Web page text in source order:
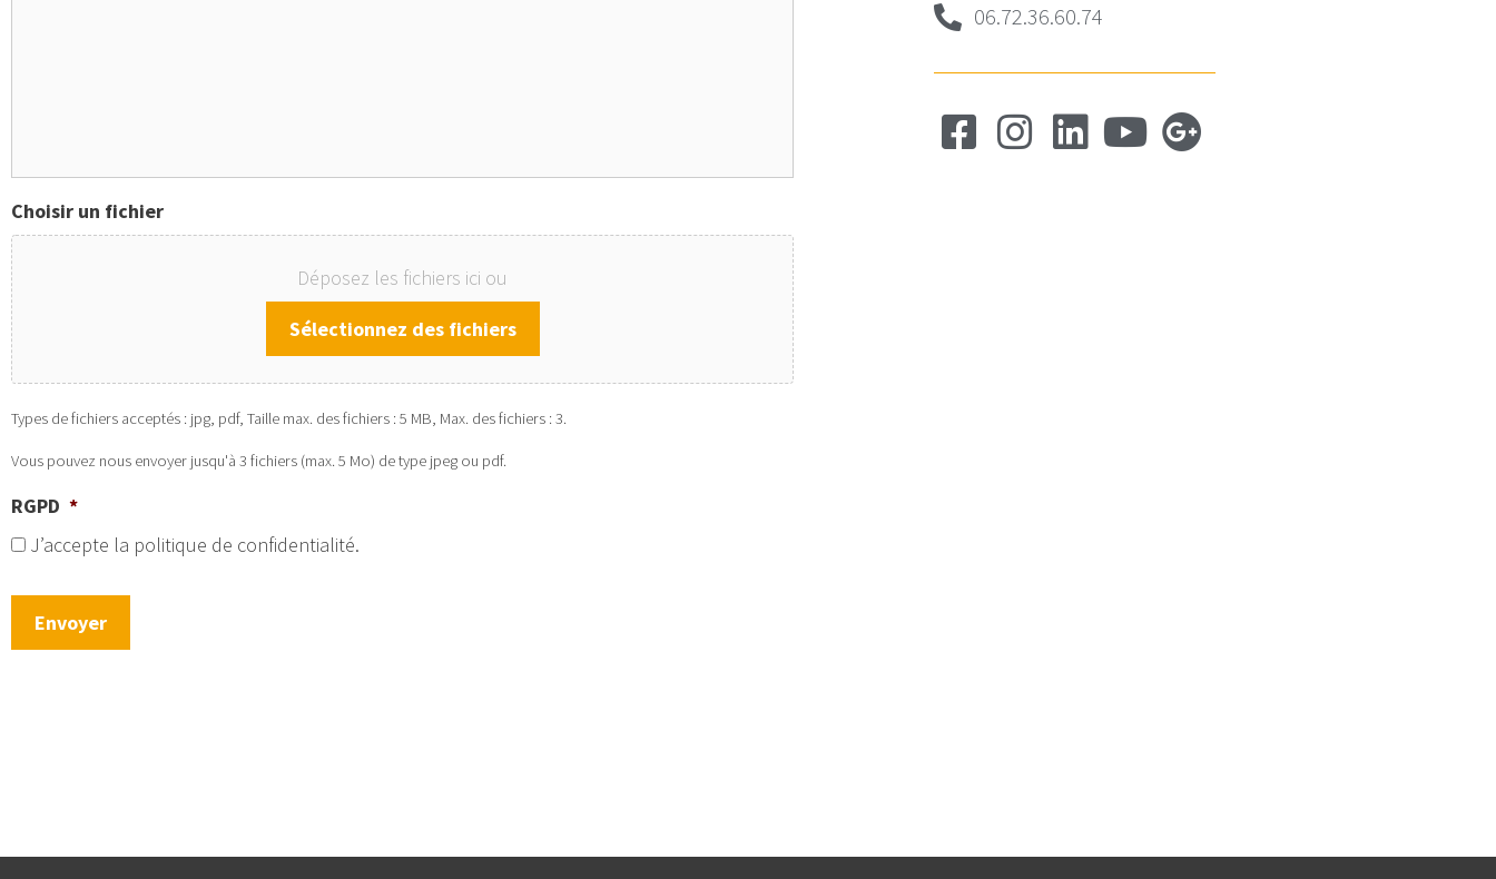
Choisir un fichier
Déposez les fichiers ici ou
Sélectionnez des fichiers
Types de fichiers acceptés : jpg, pdf, Taille max. des fichiers : 5 MB, Max. des fichiers : 3.
Vous pouvez nous envoyer jusqu'à 3 fichiers (max. 5 Mo) de type jpeg ou pdf.
RGPD *
J’accepte la politique de confidentialité.
06.72.36.60.74